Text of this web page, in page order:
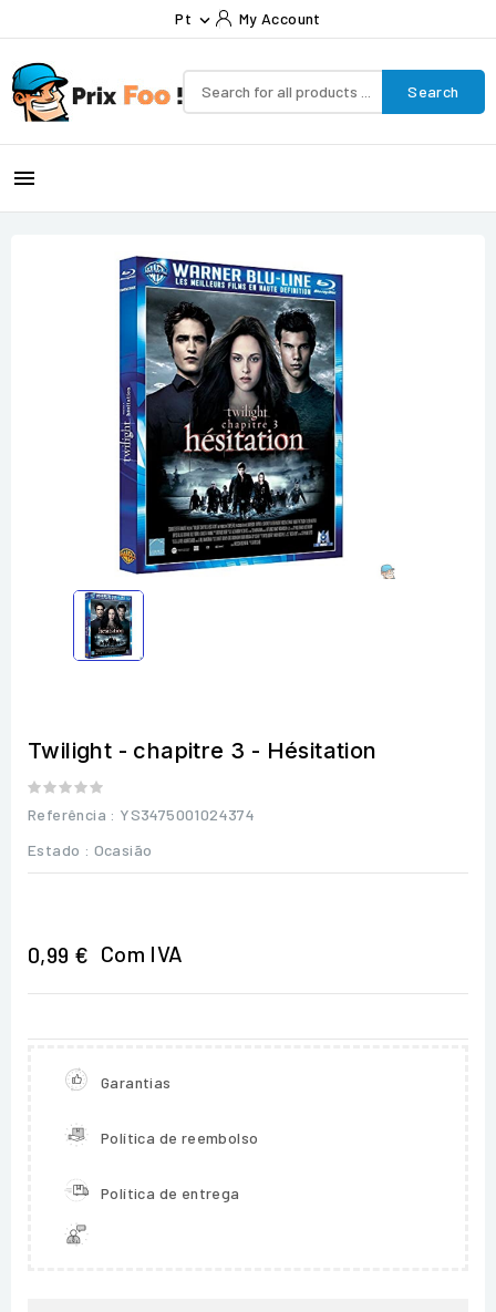
Pt  My Account
Search

Twilight - chapitre 3 - Hésitation
Referência : YS3475001024374
Estado : Ocasião
0,99 € Com IVA
Garantias
Política de reembolso
Política de entrega